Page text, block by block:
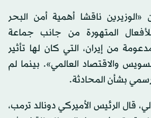
«الوزيرين ناقشا أهمية أمن البحر
المتهورة من جانب جماعة
من إيران، التي كان لها تأثير
والاقتصاد العالمي». بينما لم
بشأن المحادثة.
قال الرئيس الأميركي دونالد ترمب،